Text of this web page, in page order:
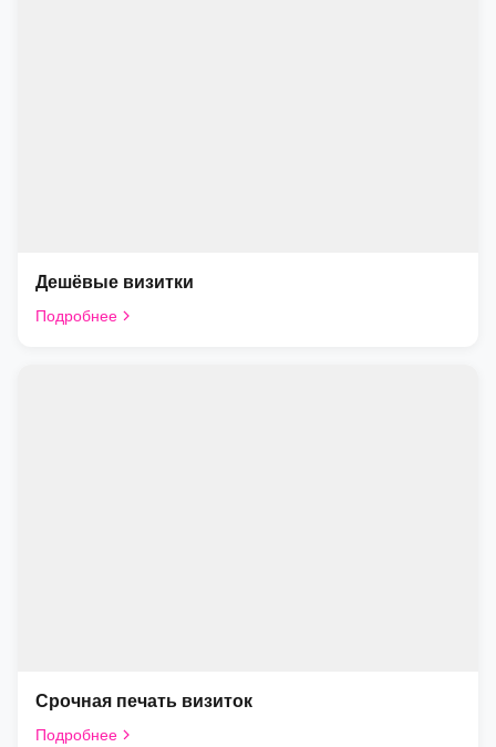
Дешёвые визитки
Подробнее
Срочная печать визиток
Подробнее